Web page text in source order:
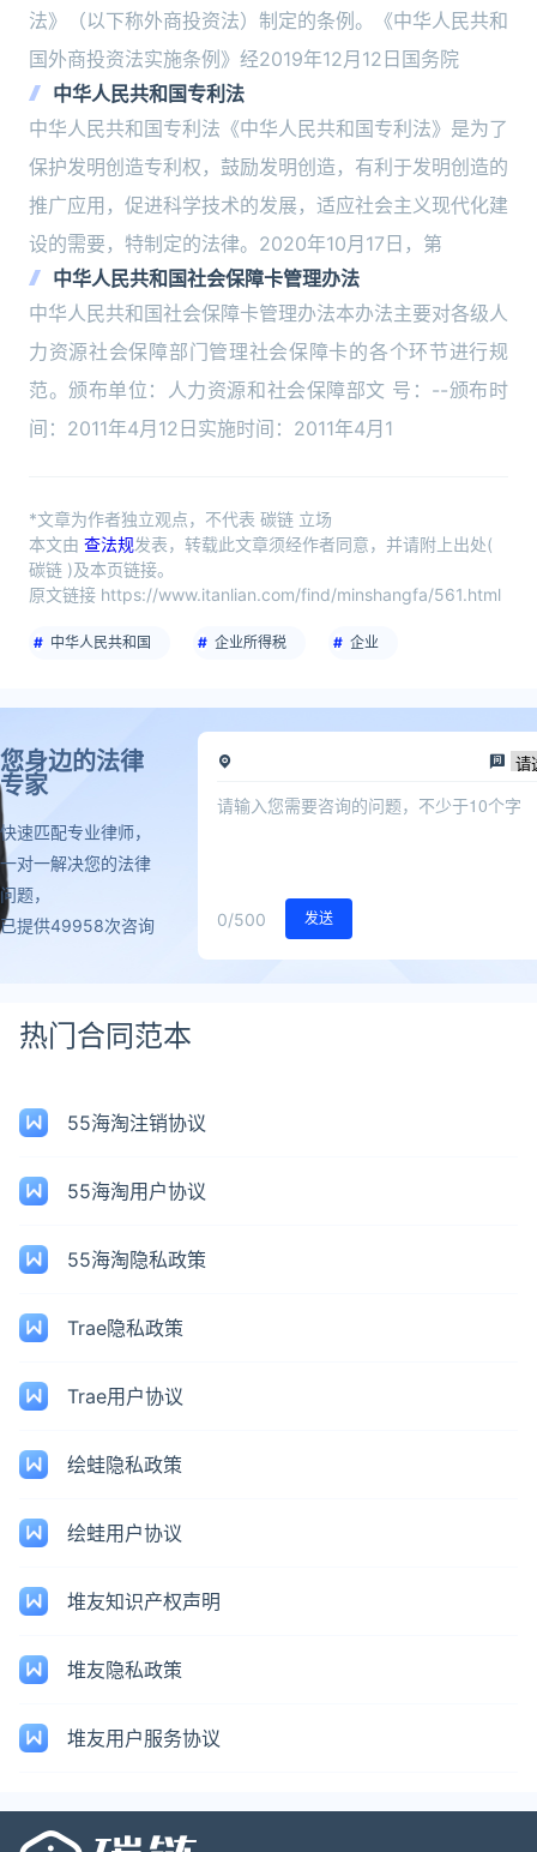
法》（以下称外商投资法）制定的条例。《中华人民共和
国外商投资法实施条例》经2019年12月12日国务院
中华人民共和国专利法
中华人民共和国专利法《中华人民共和国专利法》是为了
保护发明创造专利权，鼓励发明创造，有利于发明创造的
推广应用，促进科学技术的发展，适应社会主义现代化建
设的需要，特制定的法律。2020年10月17日，第
中华人民共和国社会保障卡管理办法
中华人民共和国社会保障卡管理办法本办法主要对各级人
力资源社会保障部门管理社会保障卡的各个环节进行规
范。颁布单位：人力资源和社会保障部文 号：--颁布时
间：2011年4月12日实施时间：2011年4月1
*文章为作者独立观点，不代表 碳链 立场
本文由 查法规发表，转载此文章须经作者同意，并请附上出处(
碳链 )及本页链接。
原文链接 https://www.itanlian.com/find/minshangfa/561.html
中华人民共和国 企业所得税 企业
您身边的法律
专家
快速匹配专业律师，
一对一解决您的法律
问题，
已提供49958次咨询
0/500 发送
热门合同范本
55海淘注销协议
55海淘用户协议
55海淘隐私政策
Trae隐私政策
Trae用户协议
绘蛙隐私政策
绘蛙用户协议
堆友知识产权声明
堆友隐私政策
堆友用户服务协议